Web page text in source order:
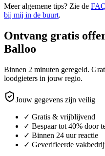
Meer algemene tips? Zie de
bij mij in de buurt.
Ontvang gratis
Balloo
Binnen 2 minuten geregeld.
loodgieters in jouw regio.
Jouw gegevens zijn veilig
✓ Gratis & vrijblijvend
✓ Bespaar tot 40% door
✓ Binnen 24 uur reactie
✓ Geverifieerde